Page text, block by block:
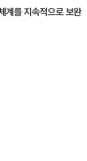
계를 지속적으로 보완